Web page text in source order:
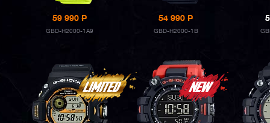
59 990P
GBD-H2000-1A9
54 990P
GBD-H2000-1B